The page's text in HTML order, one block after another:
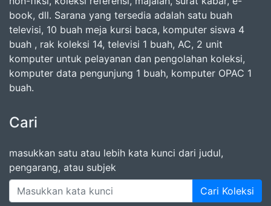
book, dll. Sarana yang tersedia adalah satu buah
televisi, 10 buah meja kursi baca, komputer siswa 4
buah , rak koleksi 14, televisi 1 buah, AC, 2 unit
komputer untuk pelayanan dan pengolahan koleksi,
komputer data pengunjung 1 buah, komputer OPAC 1
buah.
Cari
masukkan satu atau lebih kata kunci dari judul,
pengarang, atau subjek
Cari Koleksi